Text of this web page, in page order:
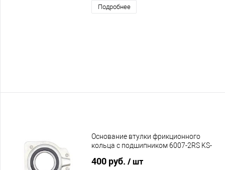
Подробнее
Основание втулки фрикционного
кольца с подшипником 6007-2RS KS-
400 руб. / шт